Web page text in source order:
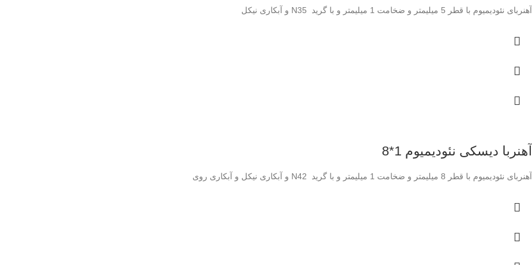
آهنربای نئودیمیوم با قطر 5 میلیمتر و ضخامت 1 میلیمتر و با گرید N35 و آبکاری نیکل
آهنربا دیسکی نئودیمیوم 1*8
آهنربای نئودیمیوم با قطر 8 میلیمتر و ضخامت 1 میلیمتر و با گرید N42 و آبکاری نیکل و آبکاری روی